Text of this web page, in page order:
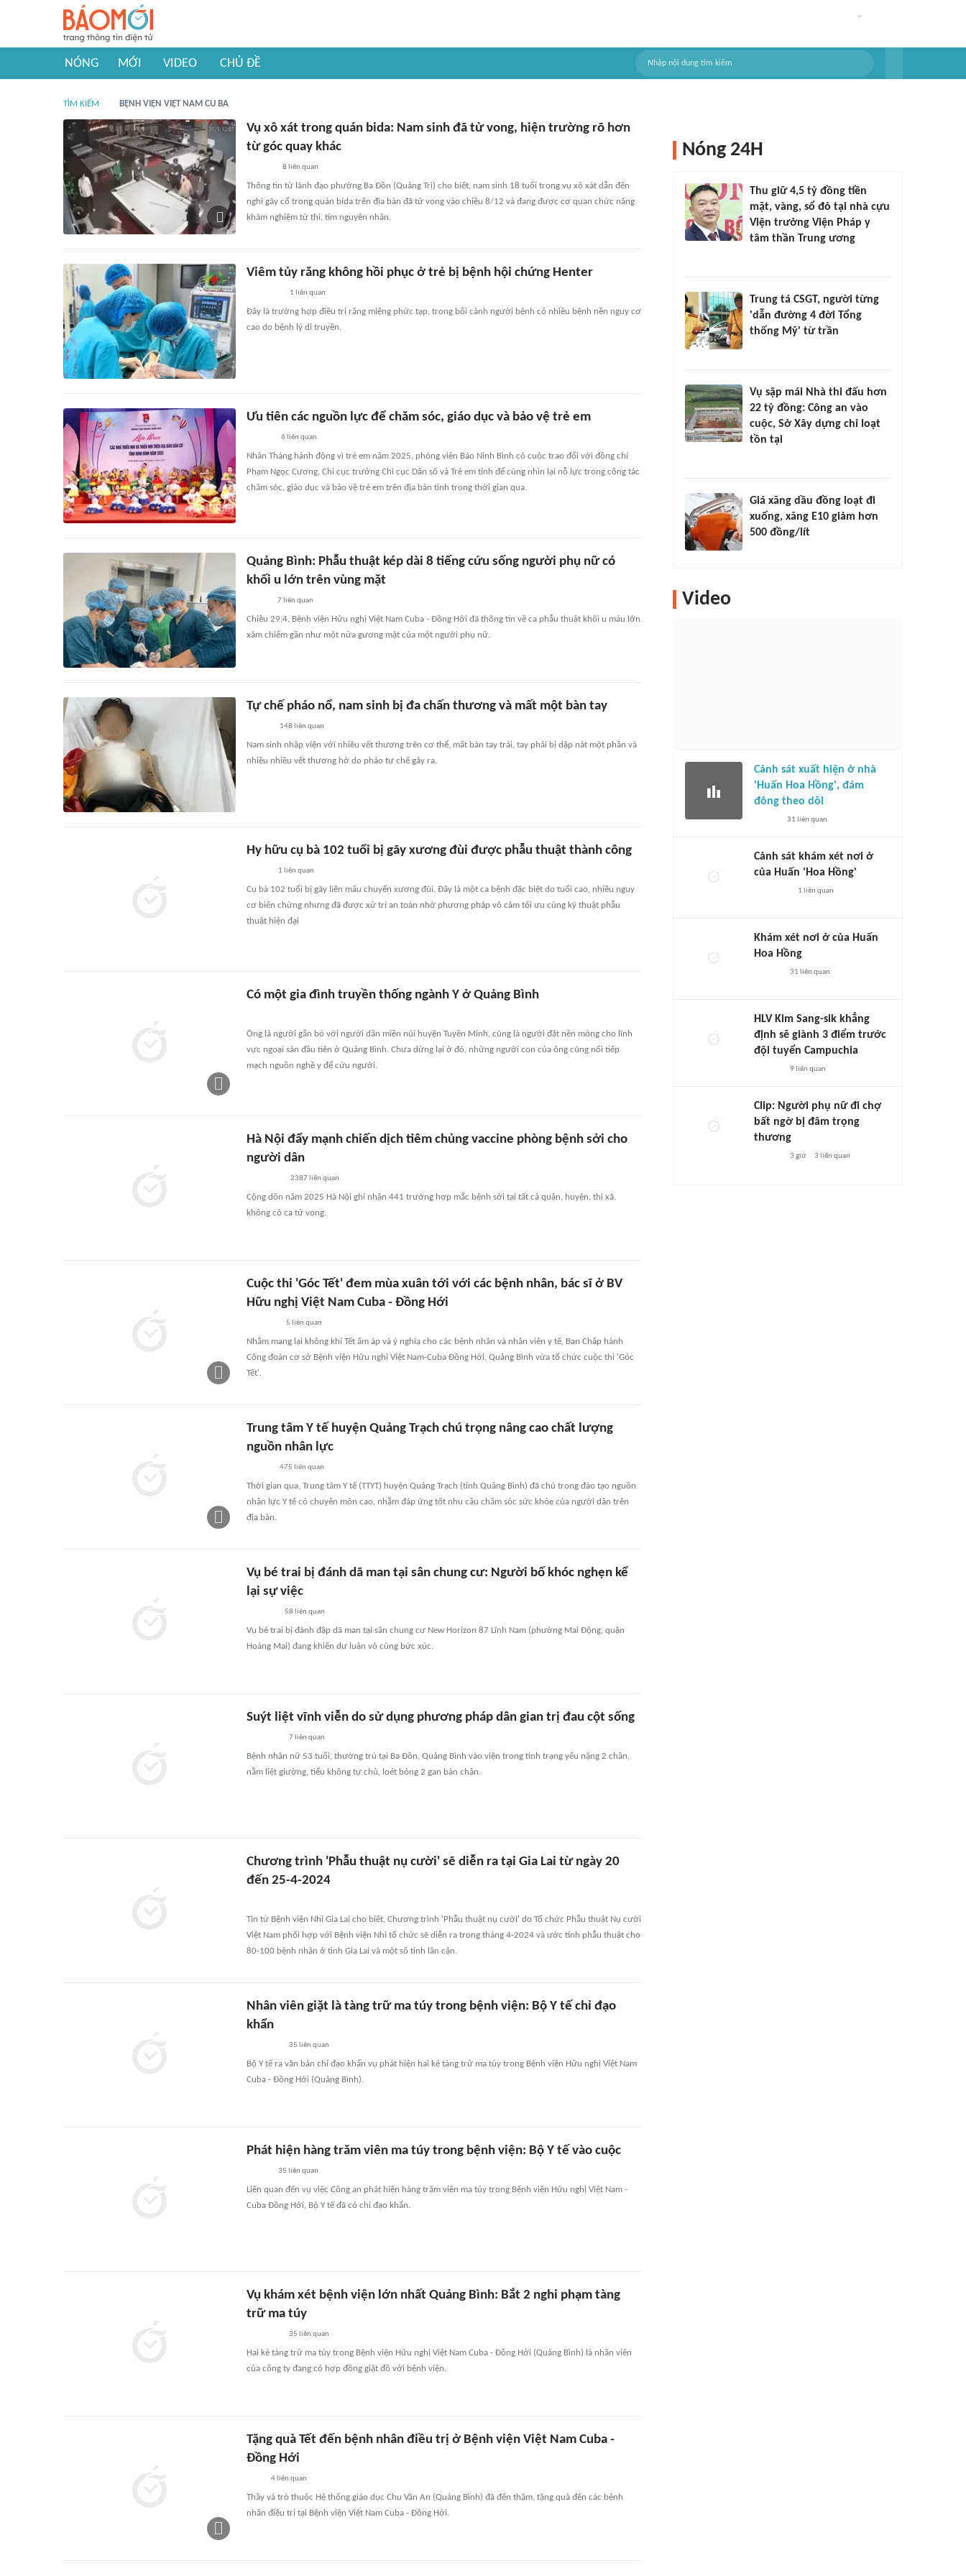
NÓNG MỚI VIDEO CHỦ ĐỀ
TÌM KIẾM BỆNH VIỆN VIỆT NAM CU BA
Vụ xô xát trong quán bida: Nam sinh đã tử vong, hiện trường rõ hơn
từ góc quay khác
8 liên quan
Thông tin từ lãnh đạo phường Ba Đồn (Quảng Trị) cho biết, nam sinh 18 tuổi trong vụ xô xát dẫn đến
nghi gãy cổ trong quán bida trên địa bàn đã tử vong vào chiều 8/12 và đang được cơ quan chức năng
khám nghiệm tử thi, tìm nguyên nhân.
Viêm tủy răng không hồi phục ở trẻ bị bệnh hội chứng Henter
1 liên quan
Đây là trường hợp điều trị răng miệng phức tạp, trong bối cảnh người bệnh có nhiều bệnh nền nguy cơ
cao do bệnh lý di truyền.
Ưu tiên các nguồn lực để chăm sóc, giáo dục và bảo vệ trẻ em
6 liên quan
Nhân Tháng hành động vì trẻ em năm 2025, phóng viên Báo Ninh Bình có cuộc trao đổi với đồng chí
Phạm Ngọc Cương, Chi cục trưởng Chi cục Dân số và Trẻ em tỉnh để cùng nhìn lại nỗ lực trong công tác
chăm sóc, giáo dục và bảo vệ trẻ em trên địa bàn tỉnh trong thời gian qua.
Quảng Bình: Phẫu thuật kép dài 8 tiếng cứu sống người phụ nữ có
khối u lớn trên vùng mặt
7liên quan
Chiều 29.4, Bệnh viện Hữu nghị Việt Nam Cuba - Đồng Hới đã thông tin về ca phẫu thuật khối u máu lớn
xâm chiếm gần như một nửa gương mặt của một người phụ nữ.
Tự chế pháo nổ, nam sinh bị đa chấn thương và mất một bàn tay
148 liên quan
Nam sinh nhập viện với nhiều vết thương trên cơ thể, mất bàn tay trái, tay phải bị dập nát một phần và
nhiều nhiều vết thương hở do pháo tự chế gây ra.
Hy hữu cụ bà 102 tuổi bị gãy xương đùi được phẫu thuật thành công
1 liên quan
Cụ bà 102 tuổi bị gãy liên mấu chuyển xương đùi. Đây là một ca bệnh đặc biệt do tuổi cao, nhiều nguy
cơ biến chứng nhưng đã được xử trí an toàn nhờ phương pháp vô cảm tối ưu cùng kỹ thuật phẫu
thuật hiện đại
Có một gia đình truyền thống ngành Y ở Quảng Bình
Ông là người gắn bó với người dân miền núi huyện Tuyên Minh, cũng là người đặt nền móng cho lĩnh
vực ngoại sản đầu tiên ở Quảng Bình. Chưa dừng lại ở đó, những người con của ông cũng nối tiếp
mạch nguồn nghề y để cứu người.
Hà Nội đẩy mạnh chiến dịch tiêm chủng vaccine phòng bệnh sởi cho
người dân
2387liên quan
Cộng dồn năm 2025 Hà Nội ghi nhận 441 trường hợp mắc bệnh sởi tại tất cả quận, huyện, thị xã,
không có ca tử vong.
Cuộc thi 'Góc Tết' đem mùa xuân tới với các bệnh nhân, bác sĩ ở BV
Hữu nghị Việt Nam Cuba - Đồng Hới
5 liên quan
Nhằm mang lại không khí Tết ấm áp và ý nghĩa cho các bệnh nhân và nhân viên y tế, Ban Chấp hành
Công đoàn cơ sở Bệnh viện Hữu nghị Việt Nam-Cuba Đồng Hới, Quảng Bình vừa tổ chức cuộc thi 'Góc
Tết'.
Trung tâm Y tế huyện Quảng Trạch chú trọng nâng cao chất lượng
nguồn nhân lực
475 liên quan
Thời gian qua, Trung tâm Y tế (TTYT) huyện Quảng Trạch (tỉnh Quảng Bình) đã chú trọng đào tạo nguồn
nhân lực Y tế có chuyên môn cao, nhằm đáp ứng tốt nhu cầu chăm sóc sức khỏe của người dân trên
địa bàn.
Vụ bé trai bị đánh dã man tại sân chung cư: Người bố khóc nghẹn kể
lại sự việc
58 liên quan
Vụ bé trai bị đánh đập dã man tại sân chung cư New Horizon 87 Lĩnh Nam (phường Mai Động, quận
Hoàng Mai) đang khiến dư luận vô cùng bức xúc.
Suýt liệt vĩnh viễn do sử dụng phương pháp dân gian trị đau cột sống
7liên quan
Bệnh nhân nữ 53 tuổi, thường trú tại Ba Đồn, Quảng Bình vào viện trong tình trạng yếu nặng 2 chân,
nằm liệt giường, tiểu không tự chủ, loét bỏng 2 gan bàn chân.
Chương trình 'Phẫu thuật nụ cười' sẽ diễn ra tại Gia Lai từ ngày 20
đến 25-4-2024
Tin từ Bệnh viện Nhi Gia Lai cho biết, Chương trình 'Phẫu thuật nụ cười' do Tổ chức Phẫu thuật Nụ cười
Việt Nam phối hợp với Bệnh viện Nhi tổ chức sẽ diễn ra trong tháng 4-2024 và ước tính phẫu thuật cho
80-100 bệnh nhân ở tỉnh Gia Lai và một số tỉnh lân cận.
Nhân viên giặt là tàng trữ ma túy trong bệnh viện: Bộ Y tế chỉ đạo
khẩn
35 liên quan
Bộ Y tế ra văn bản chỉ đạo khẩn vụ phát hiện hai kẻ tàng trữ ma túy trong Bệnh viện Hữu nghị Việt Nam
Cuba - Đồng Hới (Quảng Bình).
Phát hiện hàng trăm viên ma túy trong bệnh viện: Bộ Y tế vào cuộc
35 liên quan
Liên quan đến vụ việc Công an phát hiện hàng trăm viên ma túy trong Bệnh viện Hữu nghị Việt Nam -
Cuba Đồng Hới, Bộ Y tế đã có chỉ đạo khẩn.
Vụ khám xét bệnh viện lớn nhất Quảng Bình: Bắt 2 nghi phạm tàng
trữ ma túy
35 liên quan
Hai kẻ tàng trữ ma túy trong Bệnh viện Hữu nghị Việt Nam Cuba - Đồng Hới (Quảng Bình) là nhân viên
của công ty đang có hợp đồng giặt đồ với bệnh viện.
Tặng quà Tết đến bệnh nhân điều trị ở Bệnh viện Việt Nam Cuba -
Đồng Hới
4liên quan
Thầy và trò thuộc Hệ thống giáo dục Chu Văn An (Quảng Bình) đã đến thăm, tặng quà đến các bệnh
nhân điều trị tại Bệnh viện Việt Nam Cuba - Đồng Hới.
Nóng 24H
Thu giữ 4,5 tỷ đồng tiền
mặt, vàng, sổ đỏ tại nhà cựu
Viện trưởng Viện Pháp y
tâm thần Trung ương
Trung tá CSGT, người từng
'dẫn đường 4 đời Tổng
thống Mỹ' từ trần
Vụ sập mái Nhà thi đấu hơn
22 tỷ đồng: Công an vào
cuộc, Sở Xây dựng chỉ loạt
tồn tại
Giá xăng dầu đồng loạt đi
xuống, xăng E10 giảm hơn
500 đồng/lít
Video
Cảnh sát xuất hiện ở nhà
'Huấn Hoa Hồng', đám
đông theo dõi
31 liên quan
Cảnh sát khám xét nơi ở
của Huấn 'Hoa Hồng'
1 liên quan
Khám xét nơi ở của Huấn
Hoa Hồng
31 liên quan
HLV Kim Sang-sik khẳng
định sẽ giành 3 điểm trước
đội tuyển Campuchia
9 liên quan
Clip: Người phụ nữ đi chợ
bất ngờ bị đâm trọng
thương
3 giờ 3 liên quan